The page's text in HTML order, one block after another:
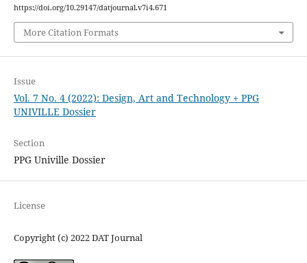
https://doi.org/10.29147/datjournal.v7i4.671
More Citation Formats
Issue
Vol. 7 No. 4 (2022): Design, Art and Technology + PPG
UNIVILLE Dossier
Section
PPG Univille Dossier
License
Copyright (c) 2022 DAT Journal